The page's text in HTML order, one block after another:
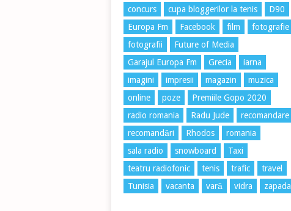
concurs
cupa bloggerilor la tenis
D90
Europa Fm
Facebook film
fotografie
fotografii
Future of Media
Garajul Europa Fm
Grecia
iarna
imagini
impresii magazin
muzica
online
poze
Premiile Gopo 2020
radio romania
Radu Jude
recomandare
recomandări
Rhodos
romania
sala radio
snowboard
Taxi
teatru radiofonic
tenis trafic
travel
Tunisia
vacanta vară vidra zapada